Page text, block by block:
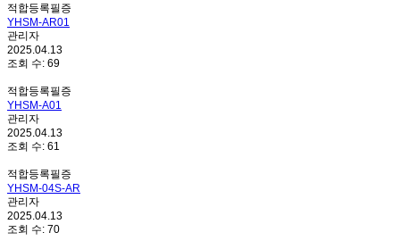
적합등록필증
YHSM-AR01
관리자
2025.04.13
조회 수: 69
적합등록필증
YHSM-A01
관리자
2025.04.13
조회 수: 61
적합등록필증
YHSM-04S-AR
관리자
2025.04.13
조회 수: 70